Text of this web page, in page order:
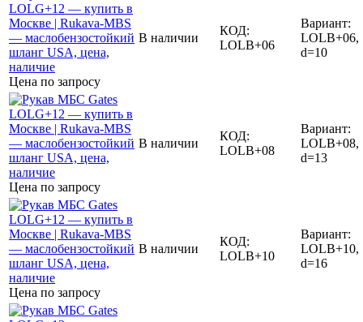
Цена по запросу
В наличии
КОД:
LOLB+06
Вариант:
LOLB+06,
d=10
Цена по запросу
В наличии
КОД:
LOLB+08
Вариант:
LOLB+08,
d=13
Цена по запросу
В наличии
КОД:
LOLB+10
Вариант:
LOLB+10,
d=16